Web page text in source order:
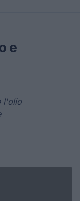
e
l'olio